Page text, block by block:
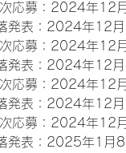
応募：2024年12
発表：2024年12
応募：2024年12
発表：2024年12
応募：2024年12
発表：2024年12
応募：2024年12
発表：2025年1月